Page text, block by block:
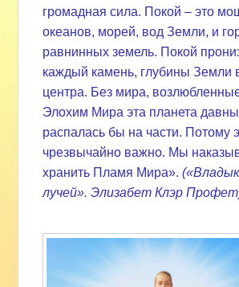
громадная сила. Покой – это
океанов, морей, вод Земли, и
равнинных земель. Покой
каждый камень, глубины Земли
центра. Без мира,
Элохим Мира эта планета
распалась бы на части. Потому
чрезвычайно важно. Мы
хранить Пламя Мира».
лучей». Элизабет Клэр